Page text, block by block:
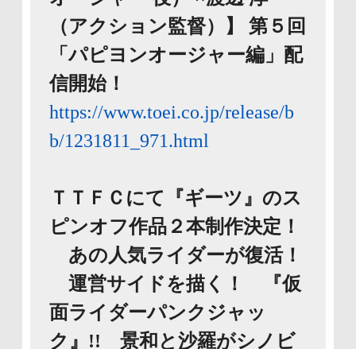
（アクション監督）】 第５回
「パピヨンオージャー編」配
信開始！
https://www.toei.co.jp/release/b
b/1231811_971.html
ＴＴＦＣにて『ギーツ』のス
ピンオフ作品２本制作決定！
あの人気ライダーが復活！
運営サイドを描く！ 『仮
面ライダーパンクジャッ
ク』!! 景和と沙羅がシノビ